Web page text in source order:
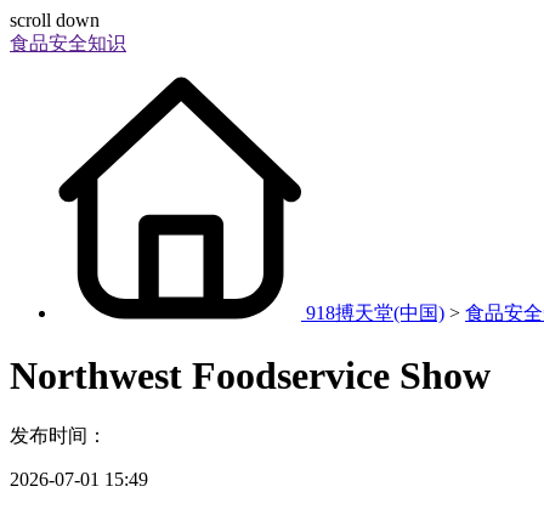
scroll down
食品安全知识
918搏天堂(中国) > 食品安
Northwest Foodservice Show
发布时间：
2026-07-01 15:49